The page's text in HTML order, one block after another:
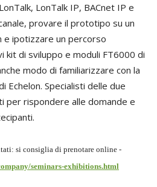
LonTalk IP, BACnet IP e
provare il prototipo su un
e ipotizzare un percorso
kit di sviluppo e moduli FT6000 di
modo di familiarizzare con la
Echelon. Specialisti delle due
per rispondere alle domande e
si consiglia di prenotare online -
seminars-exhibitions.html